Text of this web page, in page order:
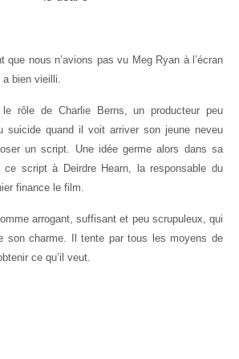
que nous n’avions pas vu Meg Ryan à l’écran
a bien vieilli.
rôle de Charlie Berns, un producteur peu
suicide quand il voit arriver son jeune neveu
un script. Une idée germe alors dans sa
script à Deirdre Hearn, la responsable du
finance le film.
arrogant, suffisant et peu scrupuleux, qui
son charme. Il tente par tous les moyens de
ce qu’il veut.